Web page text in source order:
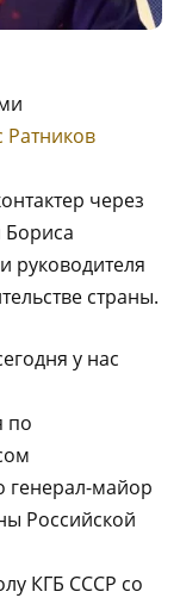
Ратников
через
руководителя
страны.
у нас
по
генерал-майор
Российской
КГБ СССР со